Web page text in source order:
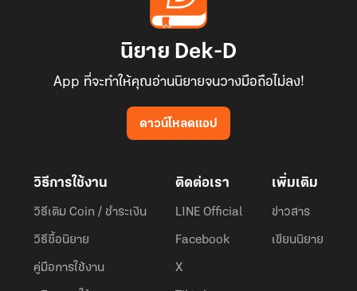
นิยาย Dek-D
App ที่จะทำให้คุณอ่านนิยายจนวางมือถือไม่ลง!
ดาวน์โหลดแอป
วิธีการใช้งาน
วิธีเติม Coin / ชำระเงิน
วิธีซื้อนิยาย
คู่มือการใช้งาน
ติดต่อเรา
LINE Official
Facebook
X
เพิ่มเติม
ข่าวสาร
เขียนนิยาย